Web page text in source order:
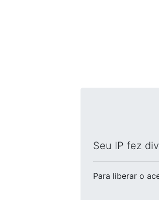
Seu IP fez
Para liberar o